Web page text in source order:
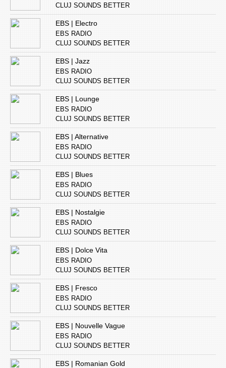
CLUJ SOUNDS BETTER
EBS | Electro
EBS RADIO
CLUJ SOUNDS BETTER
EBS | Jazz
EBS RADIO
CLUJ SOUNDS BETTER
EBS | Lounge
EBS RADIO
CLUJ SOUNDS BETTER
EBS | Alternative
EBS RADIO
CLUJ SOUNDS BETTER
EBS | Blues
EBS RADIO
CLUJ SOUNDS BETTER
EBS | Nostalgie
EBS RADIO
CLUJ SOUNDS BETTER
EBS | Dolce Vita
EBS RADIO
CLUJ SOUNDS BETTER
EBS | Fresco
EBS RADIO
CLUJ SOUNDS BETTER
EBS | Nouvelle Vague
EBS RADIO
CLUJ SOUNDS BETTER
EBS | Romanian Gold